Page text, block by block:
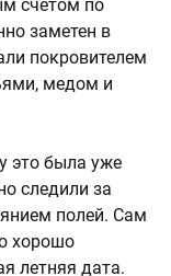
счетом по
заметен в
покровителем
медом и
это была уже
следили за
полей. Сам
хорошо
летняя дата.